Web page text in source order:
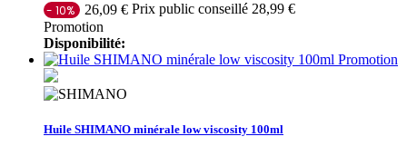
- 10% 26,09 € Prix public conseillé 28,99 €
Promotion
Disponibilité:
Promotion
Huile SHIMANO minérale low viscosity 100ml